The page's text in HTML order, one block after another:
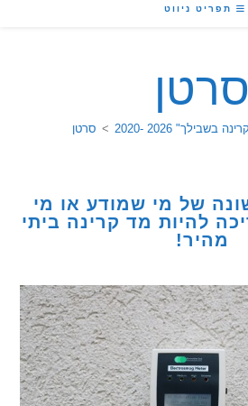
ניווט
-2020
> סרטן
מי שמודע או מי
מד קרינה ביתי